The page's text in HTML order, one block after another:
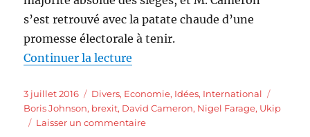
s’est retrouvé avec la patate chaude d’une
promesse électorale à tenir.
Continuer la lecture
Publié
le
3 juillet 2016 Catégories
Divers, Economie, Idées, International
Boris Johnson, brexit, David Cameron, Nigel Farage, Ukip
Laisser un commentairesur